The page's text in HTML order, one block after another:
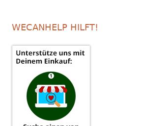
WECANHELP HILFT!